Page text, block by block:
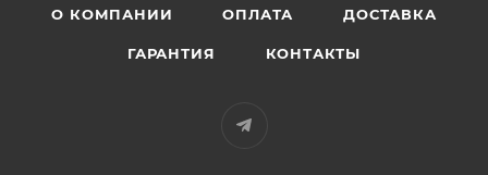
О КОМПАНИИ ОПЛАТА ДОСТАВКА
ГАРАНТИЯ КОНТАКТЫ